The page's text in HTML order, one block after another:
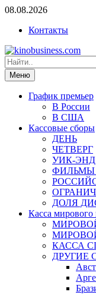
08.08.2026
Контакты
Меню
График премьер
В России
В США
Кассовые сборы
ДЕНЬ
ЧЕТВЕРГ
УИК-ЭНД
ФИЛЬМЫ
ДОЛЯ
Касса мирового
КАССА
ДРУГИЕ